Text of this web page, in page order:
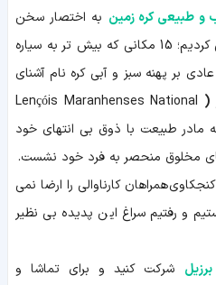
به اختصار سخن
گفتیم و آن ها را برای شما معرفی کردیم؛ 15 مکانی که بیش تر به سیاره
بر پهنه سبز و آبی کره نام آشنای
(
Lençóis Maranhenses National
مادر طبیعت با ذوق بی انتهای خود
مخلوق منحصر به فرد خود نشست.
همراهان کارناوالی را ارضا نمی
و رفتیم سراغ این پدیده بی نظیر
شرکت کنید و برای تماشا و